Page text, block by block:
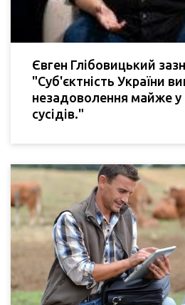
Євген Глібовицький
"Суб'єктність України
незадоволення майже у
сусідів."